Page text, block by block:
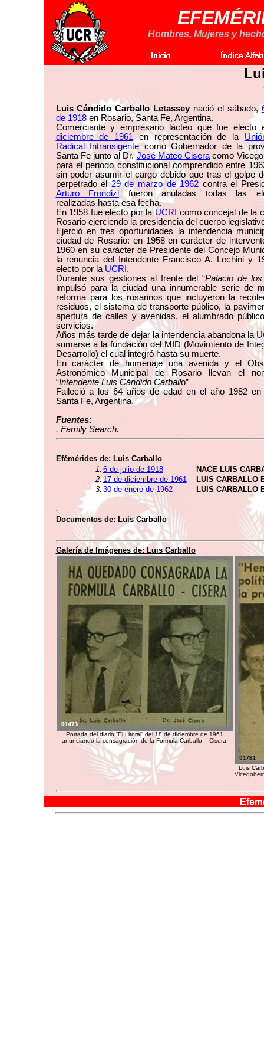
Hombres, Mujeres y
Luis Cándido Carballo Letasseynació el sábado,
de 1918en Rosario, Santa Fe, Argentina.
Comerciante y empresario lácteo que fue
diciembre de 1961 en representación de la
Radical Intransigentecomo Gobernador de la
Santa Fe junto al Dr.José Mateo Cisera como
para el periodo constitucional comprendido entre
sin poder asumir el cargo debido que tras el golpe
perpetrado el29 de marzo de 1962 contra el
Arturo Frondizi fueron anuladas todas las
realizadas hasta esa fecha.
En 1958 fue electo por la UCRI
como concejal de la
Rosario ejerciendo la presidencia del cuerpo
Ejerció en tres oportunidades la intendencia
ciudad de Rosario: en 1958 en carácter de
1960 en su carácter de Presidente del Concejo
la renuncia del Intendente Francisco A. Lechini y
electo por la UCRI .
Durante sus gestiones al frente del “Palacio de los
impulsó para la ciudad una innumerable serie de
reforma para los rosarinos que incluyeron la
residuos, el sistema de transporte público, la
apertura de calles y avenidas, el alumbrado
servicios.
Años más tarde de dejar la intendencia abandona la
sumarse a la fundación del MID (Movimiento de
Desarrollo) el cual integró hasta su muerte.
En carácter de homenaje una avenida y el
Astronómico Municipal de Rosario llevan el
“Intendente Luis Cándido Carballo”
Falleció a los 64 años de edad en el año 1982 en
Santa Fe, Argentina.
Fuentes:
. Family Search.
Efémérides de: Luis Carballo
1. 6 de julio de 1918
NACE LUIS
2.17 de diciembre de 1961
LUIS CARBALLO
3. 30 de enero de 1962 LUIS CARBALLO
Documentos de: Luis Carballo
Galería de Imágenes de: Luis Carballo
Portada del diario “El Litoral” del 18 de diciembre de 1961
anunciando la consagración de la Formula Carballo – Cisera.
Luis